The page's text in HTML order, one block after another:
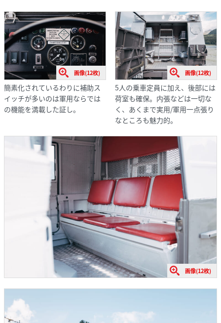
画像(12枚)
簡素化されているわりに補助ス
イッチが多いのは軍用ならでは
の機能を満載した証し。
画像(12枚)
5人の乗車定員に加え、後部には
荷室も確保。内張などは一切な
く、あくまで実用/軍用一点張り
なところも魅力的。
画像(12枚)